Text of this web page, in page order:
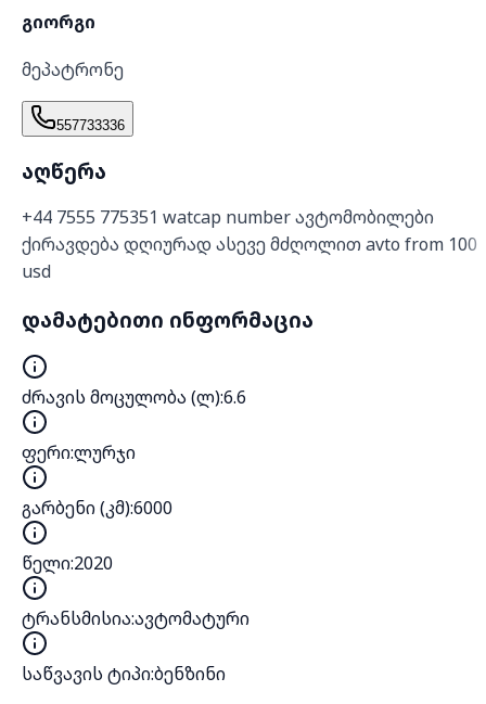
გიორგი
მეპატრონე
557733336
აღწერა
+44 7555 775351 watcap number ავტომობილები
ქირავდება დღიურად ასევე მძღოლით avto from 100
usd
დამატებითი ინფორმაცია
ძრავის მოცულობა (ლ):6.6
ფერი:ლურჯი
გარბენი (კმ):6000
წელი:2020
ტრანსმისია:ავტომატური
საწვავის ტიპი:ბენზინი